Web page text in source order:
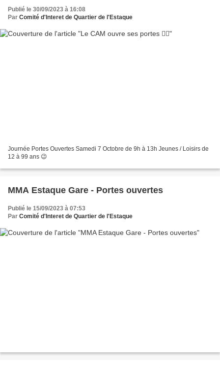
Publié le 30/09/2023 à 16:08
Par Comité d'Interet de Quartier de l'Estaque
Journée Portes Ouvertes Samedi 7 Octobre de 9h à 13h Jeunes / Loisirs de
12 à 99 ans 😉
MMA Estaque Gare - Portes ouvertes
Publié le 15/09/2023 à 07:53
Par Comité d'Interet de Quartier de l'Estaque